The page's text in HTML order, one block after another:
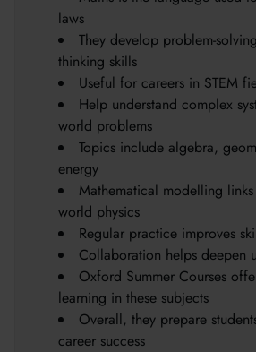
laws
They develop problem-
thinking skills
Useful for careers in STEM
Help understand complex
world problems
Topics include algebra,
energy
Mathematical modelling
world physics
Regular practice improves
Collaboration helps deepen
Oxford Summer Courses
learning in these subjects
Overall, they prepare
career success